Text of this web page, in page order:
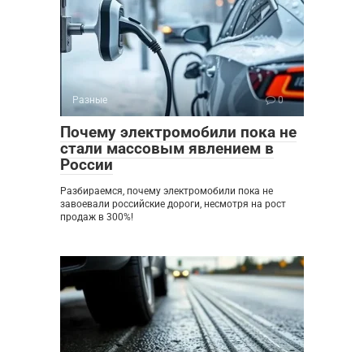
Разные 0
Почему электромобили пока не
стали массовым явлением в
России
Разбираемся, почему электромобили пока не
завоевали российские дороги, несмотря на рост
продаж в 300%!